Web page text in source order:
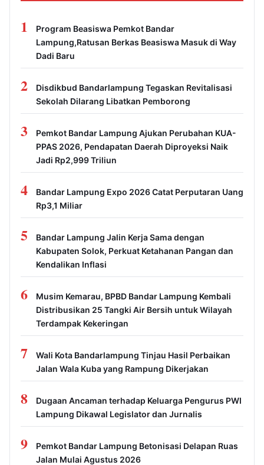
1
Program Beasiswa Pemkot Bandar
Lampung,Ratusan Berkas Beasiswa Masuk di Way
Dadi Baru
2
Disdikbud Bandarlampung Tegaskan Revitalisasi
Sekolah Dilarang Libatkan Pemborong
3
Pemkot Bandar Lampung Ajukan Perubahan KUA-
PPAS 2026, Pendapatan Daerah Diproyeksi Naik
Jadi Rp2,999 Triliun
4
Bandar Lampung Expo 2026 Catat Perputaran Uang
Rp3,1 Miliar
5
Bandar Lampung Jalin Kerja Sama dengan
Kabupaten Solok, Perkuat Ketahanan Pangan dan
Kendalikan Inflasi
6
Musim Kemarau, BPBD Bandar Lampung Kembali
Distribusikan 25 Tangki Air Bersih untuk Wilayah
Terdampak Kekeringan
7
Wali Kota Bandarlampung Tinjau Hasil Perbaikan
Jalan Wala Kuba yang Rampung Dikerjakan
8
Dugaan Ancaman terhadap Keluarga Pengurus PWI
Lampung Dikawal Legislator dan Jurnalis
9
Pemkot Bandar Lampung Betonisasi Delapan Ruas
Jalan Mulai Agustus 2026